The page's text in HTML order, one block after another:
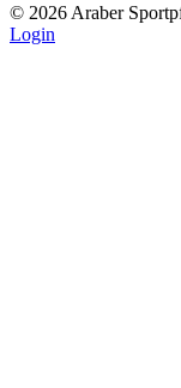
© 2026 Araber
Login